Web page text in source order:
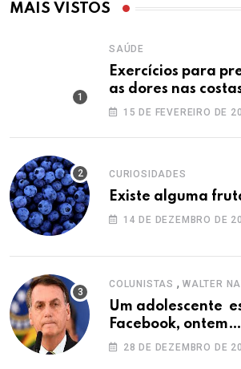
MAIS VISTOS
SAÚDE
Exercícios para
as dores nas
15 DE FEVEREIRO DE
CURIOSIDADES
Existe alguma
14 DE DEZEMBRO DE
COLUNISTAS , WALTER
Um adolescente
Facebook, ontem…
28 DE DEZEMBRO DE